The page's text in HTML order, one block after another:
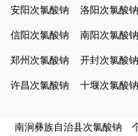
安阳次氯酸钠
洛阳次氯酸钠
信阳次氯酸钠
南阳次氯酸钠
郑州次氯酸钠
开封次氯酸钠
许昌次氯酸钠
十堰次氯酸钠
南涧彝族自治县次氯酸钠